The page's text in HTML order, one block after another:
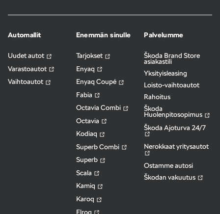
Automallit
Uudet autot
Varastoautot
Vaihtoautot
Enemmän sinulle
Tarjokset
Enyaq
Enyaq Coupé
Fabia
Octavia Combi
Octavia
Kodiaq
Superb Combi
Superb
Scala
Kamiq
Karoq
Elroq
Palvelumme
Škoda Brand Store
asiakastili
Yksityisleasing
Loisto-vaihtoautot
Rahoitus
Škoda
Huolenpitosopimus
Škoda Ajoturva 24/7
Nerokkaat yritysautot
Ostamme autosi
Škodan vakuutus